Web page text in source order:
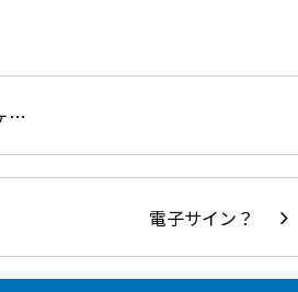
…
電子サイン？